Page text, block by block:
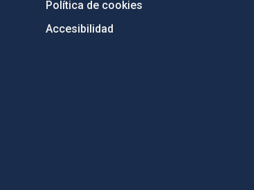
Política de cookies
Accesibilidad